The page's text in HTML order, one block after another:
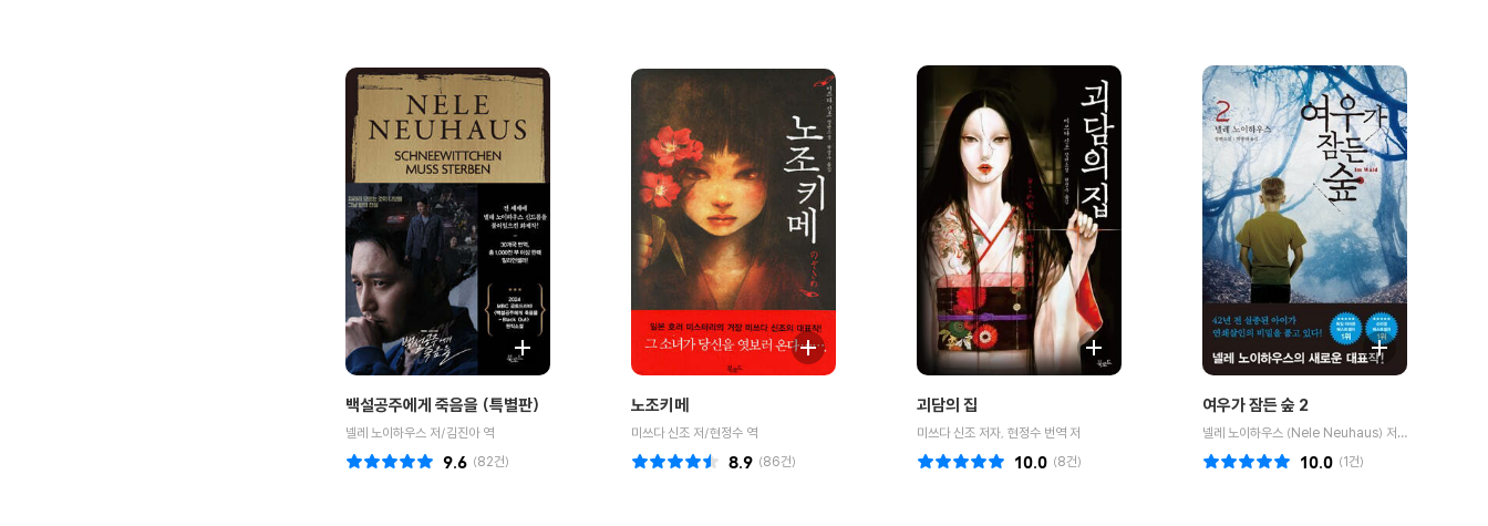
백설공주에게 죽음을 (특별판)
넬레 노이하우스 저/김진아 역
(82건)
9.6
노조키메
미쓰다 신조 저/현정수 역
(86건)
8.9
괴담의 집
미쓰다 신조 저자, 현정수 번역 저
(8건)
10.0
여우가 잠든 숲 2
넬레 노이하우스 (Nele Neuhaus) 저자, 박종대 번역 저
(1건)
10.0